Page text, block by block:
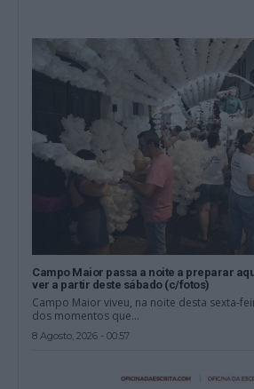
Campo Maior passa a noite a preparar
ver a partir deste sábado (c/fotos)
Campo Maior viveu, na noite desta sexta-
dos momentos que...
8 Agosto, 2026 - 00:57